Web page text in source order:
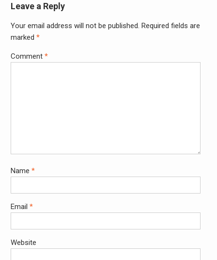
Leave a Reply
Your email address will not be published. Required fields are
marked *
Comment *
Name *
Email *
Website